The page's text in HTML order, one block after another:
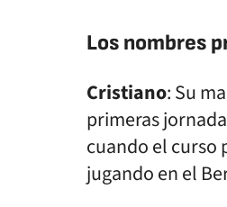
Los nombres
Cristiano: Su
primeras
cuando el curso
jugando en el